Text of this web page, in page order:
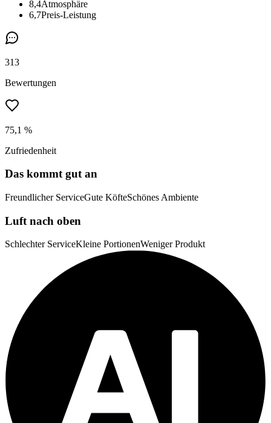
8,4Atmosphäre
6,7Preis-Leistung
313
Bewertungen
75,1 %
Zufriedenheit
Das kommt gut an
Freundlicher ServiceGute KöfteSchönes Ambiente
Luft nach oben
Schlechter ServiceKleine PortionenWeniger Produkt